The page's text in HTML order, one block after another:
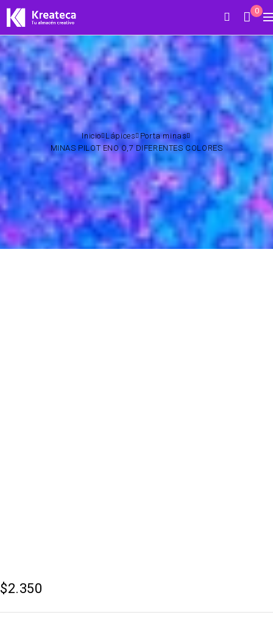
0
Inicio Lápices Porta minas
MINAS PILOT ENO O,7 DIFERENTES COLORES
$2.350